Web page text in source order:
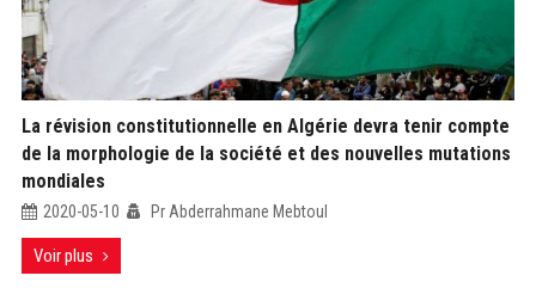
La révision constitutionnelle en Algérie devra tenir compte
de la morphologie de la société et des nouvelles mutations
mondiales
2020-05-10 Pr Abderrahmane Mebtoul
Voir plus